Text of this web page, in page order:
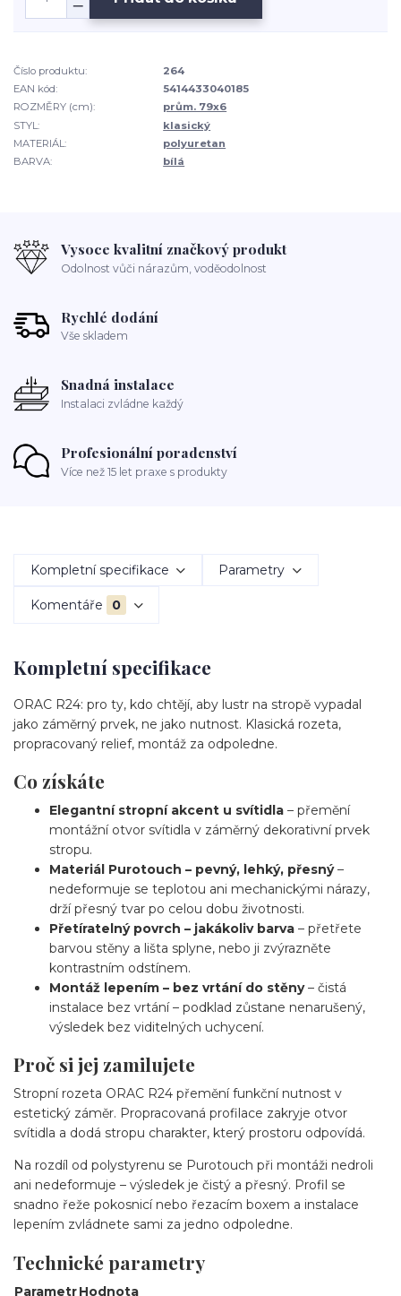
Číslo produktu:
264
EAN kód:
5414433040185
ROZMĚRY (cm):
prům. 79x6
STYL:
klasický
MATERIÁL:
polyuretan
BARVA:
bílá
Vysoce kvalitní značkový produkt
Odolnost vůči nárazům, voděodolnost
Rychlé dodání
Vše skladem
Snadná instalace
Instalaci zvládne každý
Profesionální poradenství
Více než 15 let praxe s produkty
Kompletní specifikace Parametry
Komentáře 0
Kompletní specifikace
ORAC R24: pro ty, kdo chtějí, aby lustr na stropě vypadal
jako záměrný prvek, ne jako nutnost. Klasická rozeta,
propracovaný relief, montáž za odpoledne.
Co získáte
Elegantní stropní akcent u svítidla – přemění
montážní otvor svítidla v záměrný dekorativní prvek
stropu.
Materiál Purotouch – pevný, lehký, přesný–
nedeformuje se teplotou ani mechanickými nárazy,
drží přesný tvar po celou dobu životnosti.
Přetíratelný povrch – jakákoliv barva – přetřete
barvou stěny a lišta splyne, nebo ji zvýrazněte
kontrastním odstínem.
Montáž lepením – bez vrtání do stěny– čistá
instalace bez vrtání – podklad zůstane nenarušený,
výsledek bez viditelných uchycení.
Proč si jej zamilujete
Stropní rozeta ORAC R24 přemění funkční nutnost v
estetický záměr. Propracovaná profilace zakryje otvor
svítidla a dodá stropu charakter, který prostoru odpovídá.
Na rozdíl od polystyrenu se Purotouch při montáži nedroli
ani nedeformuje – výsledek je čistý a přesný. Profil se
snadno řeže pokosnicí nebo řezacím boxem a instalace
lepením zvládnete sami za jedno odpoledne.
Technické parametry
ParametrHodnota